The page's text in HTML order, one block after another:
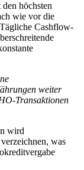
höchsten
wie vor die
Cashflow-
weiter
Transaktionen
wird
was